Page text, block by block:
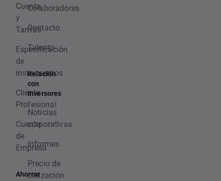
Cuenta
y
Tarifas
Especificación
de
instrumentos
Cliente
Profesional
Cuenta
de
Empresa
Ahorrar
Colaboradores
Contacto
Talento
Relación
con
Inversores
Noticias
corporativas
Informes
Precio de
cotización